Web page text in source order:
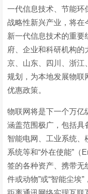
一代信息技术、节能环
战略性新兴产业，将在
新一代信息技术的重要
府、企业和科研机构
京、山东、四川、浙江
规划，为本地发展物联
优惠政策。
物联网将是下一个万亿
涵盖范围极广，包括具
智能电网、工业系统
系统等和“外在使能”（
签的各种资产、携带无
件或动物”或“智能尘埃